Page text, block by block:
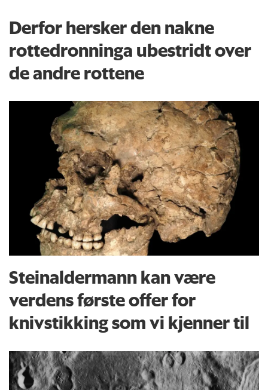
Derfor hersker den nakne
rottedronninga ubestridt over
de andre rottene
Steinaldermann kan være
verdens første offer for
knivstikking som vi kjenner til